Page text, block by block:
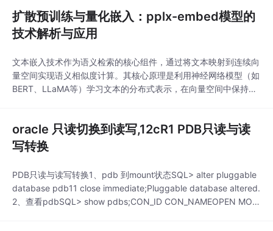
扩散预训练与量化嵌入：pplx-embed模型的
技术解析与应用
文本嵌入技术作为语义检索的核心组件，通过将文本映射到连续向
量空间实现语义相似度计算。其核心原理是利用神经网络模型（如
BERT、LLaMA等）学习文本的分布式表示，在向量空间中保持语
预训练语言模型作为骨干，结合INT8量化和双向注意力机制，在
MTEB多语言基准测试中达到69.6
oracle 只读切换到读写,12cR1 PDB只读与读
写转换
PDB只读与读写转换1、pdb 到mount状态SQL> alter pluggable
database pdb11 close immediate;Pluggable database altered.
2、查看pdbSQL> show pdbs;CON_ID CON_NAMEOPEN MOD